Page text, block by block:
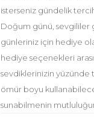
isterseniz gündelik
Doğum günü, sevgililer
günleriniz için hediye
hediye seçenekleri
sevdiklerinizin yüzünde
ömür boyu
sunabilmenin